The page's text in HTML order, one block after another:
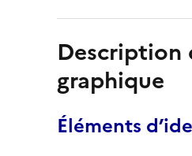
Description
graphique
Éléments